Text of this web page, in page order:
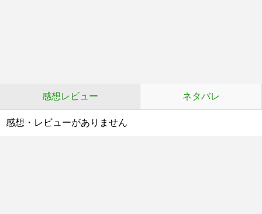
感想レビュー ネタバレ
感想・レビューがありません